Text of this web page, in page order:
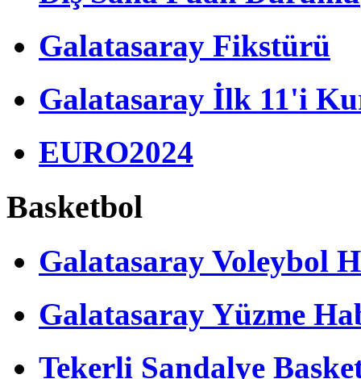
Galatasaray Fikstürü
Galatasaray İlk 11'i
EURO2024
Basketbol
Galatasaray Voleybol
Galatasaray Yüzme
Tekerli Sandalye